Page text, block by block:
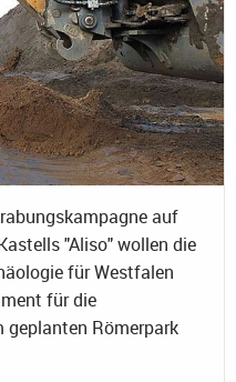
auf
"Aliso" wollen die
für Westfalen
für die
geplanten Römerpark